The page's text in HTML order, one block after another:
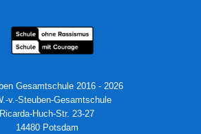
Gesamtschule 2016 - 2026
v.-Steuben-Gesamtschule
Ricarda-Huch-Str. 23-27
14480 Potsdam